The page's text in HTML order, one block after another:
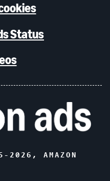
Status
2026 , AMAZON